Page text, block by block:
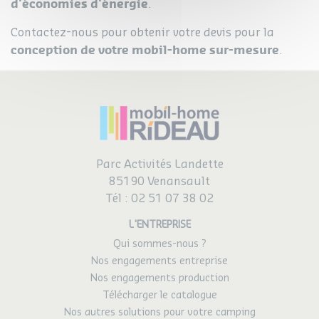
d'économies d'énergie.
Contactez-nous pour obtenir votre devis pour la
conception de votre mobil-home sur-mesure.
Parc Activités Landette
85190 Venansault
Tél : 02 51 07 38 02
L'ENTREPRISE
Qui sommes-nous ?
Nos engagements entreprise
Nos engagements production
Télécharger le catalogue
Nos autres solutions pour votre camping